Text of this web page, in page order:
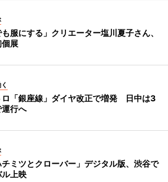
も服にする」クリエーター塩川夏子さん、
展
ロ「銀座線」ダイヤ改正で増発 日中は3
行へ
ミツとクローバー」デジタル版、渋谷で
ル上映